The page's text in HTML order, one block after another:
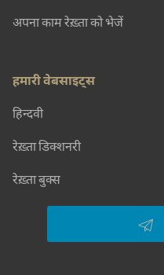
अपना काम रेख़्ता को भेजें
हमारी वेबसाइट्स
हिन्दवी
रेख़्ता डिक्शनरी
रेख़्ता बुक्स